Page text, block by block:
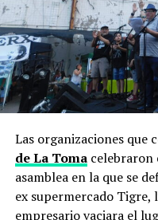
— FARCO
Las organizaciones que
de La Tomacelebraron
asamblea en la que se
ex supermercado Tigre,
empresario vaciara el